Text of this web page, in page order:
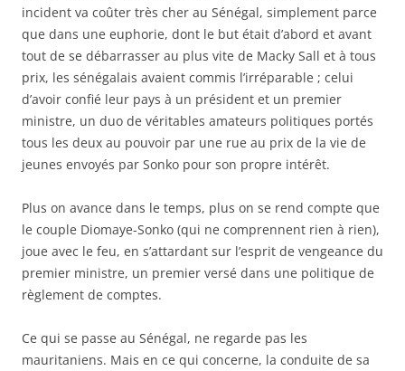
incident va coûter très cher au Sénégal, simplement parce
que dans une euphorie, dont le but était d’abord et avant
tout de se débarrasser au plus vite de Macky Sall et à tous
prix, les sénégalais avaient commis l’irréparable ; celui
d’avoir confié leur pays à un président et un premier
ministre, un duo de véritables amateurs politiques portés
tous les deux au pouvoir par une rue au prix de la vie de
jeunes envoyés par Sonko pour son propre intérêt.
Plus on avance dans le temps, plus on se rend compte que
le couple Diomaye-Sonko (qui ne comprennent rien à rien),
joue avec le feu, en s’attardant sur l’esprit de vengeance du
premier ministre, un premier versé dans une politique de
règlement de comptes.
Ce qui se passe au Sénégal, ne regarde pas les
mauritaniens. Mais en ce qui concerne, la conduite de sa